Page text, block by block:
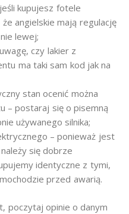
kupujesz fotele
angielskie mają regulację
lewej;
czy lakier z
ma taki sam kod jak na
stan ocenić można
– postaraj się o pisemną
używanego silnika;
– ponieważ jest
się dobrze
identyczne z tymi,
przed awarią.
poczytaj opinie o danym